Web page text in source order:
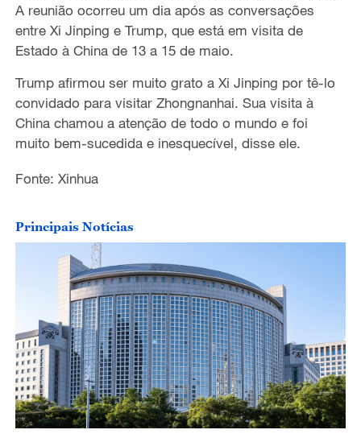
A reunião ocorreu um dia após as conversações
entre Xi Jinping e Trump, que está em visita de
Estado à China de 13 a 15 de maio.
Trump afirmou ser muito grato a Xi Jinping por tê-lo
convidado para visitar Zhongnanhai. Sua visita à
China chamou a atenção de todo o mundo e foi
muito bem-sucedida e inesquecível, disse ele.
Fonte: Xinhua
Principais Notícias